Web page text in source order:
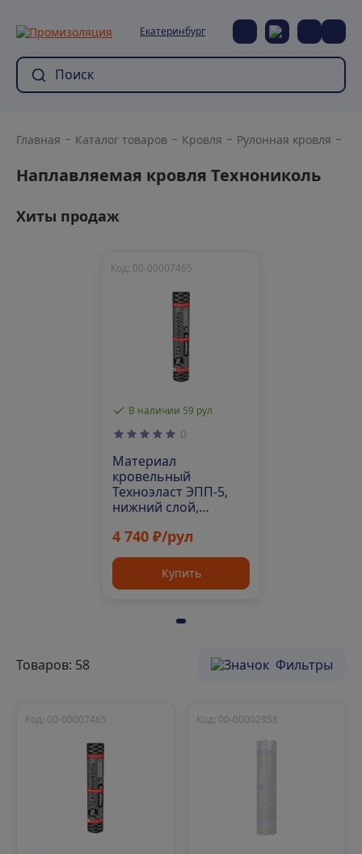
Екатеринбург
Главная Каталог товаров Кровля Рулонная кровля
Наплавляемая кровля Технониколь
Хиты продаж
В наличии 59 рул
Код: 00-00007465
0
Материал
кровельный
Техноэласт ЭПП-5,
нижний слой,
4 740 ₽/рул
Купить
Товаров: 58 Фильтры
Код: 00-00007465 Код: 00-00002958